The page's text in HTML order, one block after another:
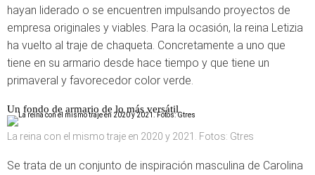
hayan liderado o se encuentren impulsando proyectos de
empresa originales y viables. Para la ocasión, la reina Letizia
ha vuelto al traje de chaqueta. Concretamente a uno que
tiene en su armario desde hace tiempo y que tiene un
primaveral y favorecedor color verde.
Un fondo de armario de lo más versátil
La reina con el mismo traje en 2020 y 2021. Fotos: Gtres
Se trata de un conjunto de inspiración masculina de Carolina